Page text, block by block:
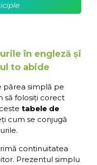
în engleză și
to abide
părea simplă pe
să folosiți corect
tabele de
cum se conjugă
continuitatea
Prezentul simplu